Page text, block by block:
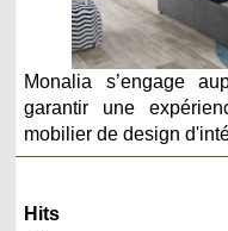
Monalia s’engage
garantir une
mobilier de design
Hits